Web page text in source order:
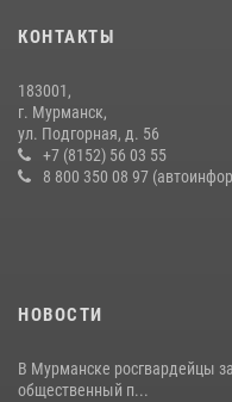
КОНТАКТЫ
183001,
г. Мурманск,
ул. Подгорная, д. 56
+7 (8152) 56 03 55
8 800 350 08 97
НОВОСТИ
В Мурманске росгвардейцы
общественный п...